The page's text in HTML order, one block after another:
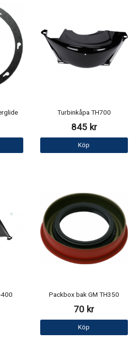
Turbinkåpa TH700
845 kr
Köp
Packbox bak GM TH350
70 kr
Köp